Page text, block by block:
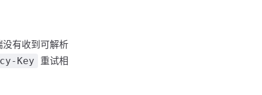
有收到可解析
Key 重试相